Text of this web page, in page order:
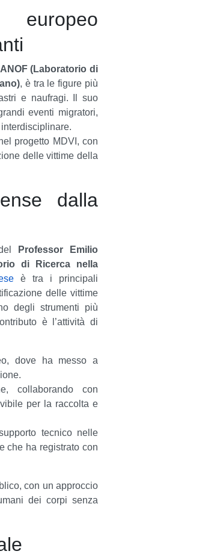
europeo
(Laboratorio di
, è tra le figure più
e naufragi.
Il suo
eventi migratori,
progetto MDVI, con
delle vittime della
dalla
Professor Emilio
di Ricerca nella
è tra i principali
delle vittime
degli strumenti più
è l’attività di
dove ha messo a
collaborando con
per la raccolta e
tecnico nelle
che ha registrato con
con un approccio
dei corpi senza